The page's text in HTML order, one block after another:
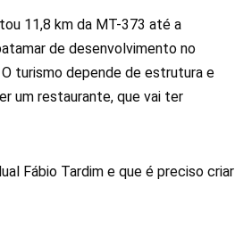
11,8 km da MT-373 até a
de desenvolvimento no
turismo depende de estrutura e
um restaurante, que vai ter
Fábio Tardim e que é preciso criar